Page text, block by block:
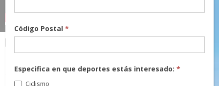
verano?
Código Postal*
Especifica en que deportes estás interesado:*
Ciclismo